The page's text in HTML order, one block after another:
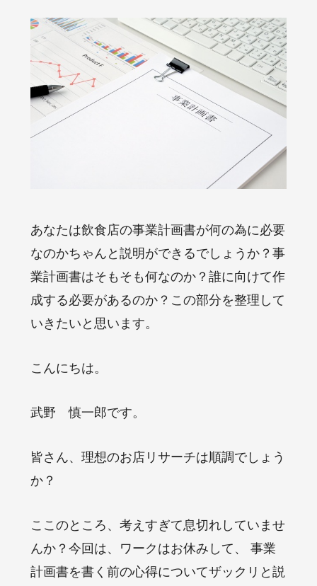
あなたは飲食店の事業計画書が何の為に必要
なのかちゃんと説明ができるでしょうか？事
業計画書はそもそも何なのか？誰に向けて作
成する必要があるのか？この部分を整理して
いきたいと思います。
こんにちは。
武野 慎一郎です。
皆さん、理想のお店リサーチは順調でしょう
か？
ここのところ、考えすぎて息切れしていませ
んか？今回は、ワークはお休みして、 事業
計画書を書く前の心得についてザックリと説